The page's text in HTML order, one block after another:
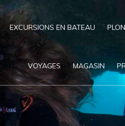
EXCURSIONS EN BATEAU
VOYAGES MAGASIN